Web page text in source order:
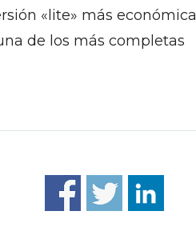
«lite» más económica
de los más completas